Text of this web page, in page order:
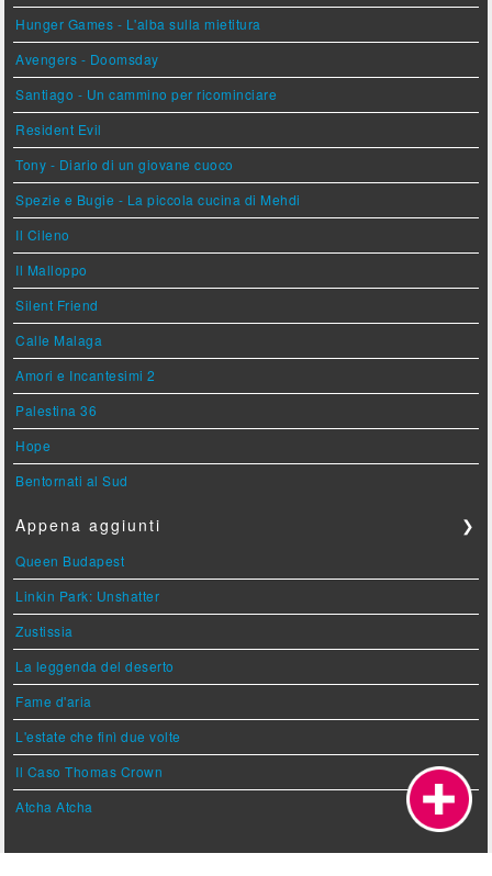
Hunger Games - L'alba sulla mietitura
Avengers - Doomsday
Santiago - Un cammino per ricominciare
Resident Evil
Tony - Diario di un giovane cuoco
Spezie e Bugie - La piccola cucina di Mehdi
Il Cileno
Il Malloppo
Silent Friend
Calle Malaga
Amori e Incantesimi 2
Palestina 36
Hope
Bentornati al Sud
Appena aggiunti ❯
Queen Budapest
Linkin Park: Unshatter
Zustissia
La leggenda del deserto
Fame d'aria
L'estate che finì due volte
Il Caso Thomas Crown
Atcha Atcha